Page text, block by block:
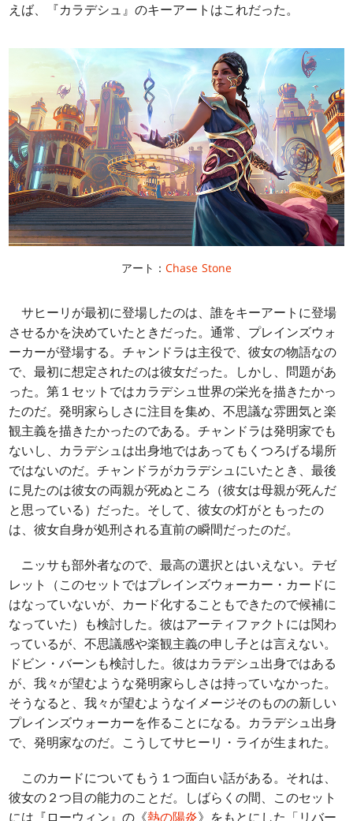
えば、『カラデシュ』のキーアートはこれだった。
アート： Chase Stone
サヒーリが最初に登場したのは、誰をキーアートに登場
させるかを決めていたときだった。通常、プレインズウォ
ーカーが登場する。チャンドラは主役で、彼女の物語なの
で、最初に想定されたのは彼女だった。しかし、問題があ
った。第１セットではカラデシュ世界の栄光を描きたかっ
たのだ。発明家らしさに注目を集め、不思議な雰囲気と楽
観主義を描きたかったのである。チャンドラは発明家でも
ないし、カラデシュは出身地ではあってもくつろげる場所
ではないのだ。チャンドラがカラデシュにいたとき、最後
に見たのは彼女の両親が死ぬところ（彼女は母親が死んだ
と思っている）だった。そして、彼女の灯がともったの
は、彼女自身が処刑される直前の瞬間だったのだ。
ニッサも部外者なので、最高の選択とはいえない。テゼ
レット（このセットではプレインズウォーカー・カードに
はなっていないが、カード化することもできたので候補に
なっていた）も検討した。彼はアーティファクトには関わ
っているが、不思議感や楽観主義の申し子とは言えない。
ドビン・バーンも検討した。彼はカラデシュ出身ではある
が、我々が望むような発明家らしさは持っていなかった。
そうなると、我々が望むようなイメージそのものの新しい
プレインズウォーカーを作ることになる。カラデシュ出身
で、発明家なのだ。こうしてサヒーリ・ライが生まれた。
このカードについてもう１つ面白い話がある。それは、
彼女の２つ目の能力のことだ。しばらくの間、このセット
には『ローウィン』の《熱の陽炎》をもとにした「リバー